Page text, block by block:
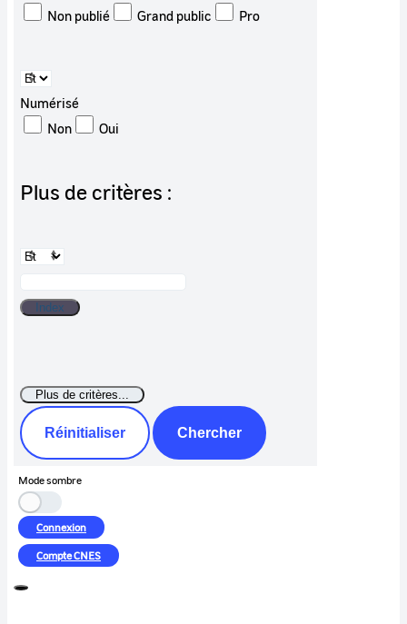
Non publié
Grand public Pro
Numérisé
Non
Oui
Plus de critères :
Réinitialiser Chercher
Mode sombre
Connexion
CompteCNES